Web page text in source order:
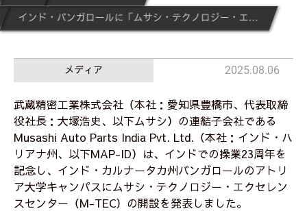
インド・バンガロールに「ムサシ・テクノロジー・エクセレンスセンター」を開設したことが「日刊インド経済」に掲載されました
メディア 2025.08.06
武蔵精密工業株式会社（本社：愛知県豊橋市、代表取締
役社長：大塚浩史、以下ムサシ）の連結子会社である
Musashi Auto Parts India Pvt. Ltd.（本社：インド・ハ
リアナ州、以下MAP-ID）は、インドでの操業23周年を
記念し、インド・カルナータカ州バンガロールのアトリ
ア大学キャンパスにムサシ・テクノロジー・エクセレン
スセンター（M-TEC）の開設を発表しました。